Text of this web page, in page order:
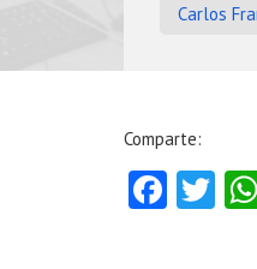
Carlos
Comparte: